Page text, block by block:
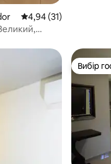
Середня оцінка: 4,94 з
4,94 (31)
Вибір
Вибір